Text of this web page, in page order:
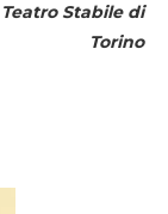
Teatro Stabile di
Torino